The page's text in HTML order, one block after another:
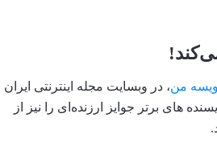
من، در وبسایت مجله اینترنتی ایران
های برتر جوایز ارزنده‌ای را نیز از